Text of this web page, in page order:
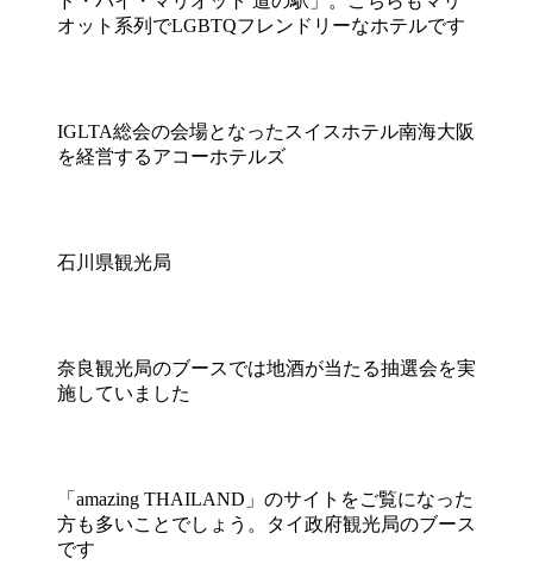
オット系列でLGBTQフレンドリーなホテルです
IGLTA総会の会場となったスイスホテル南海大阪
を経営するアコーホテルズ
石川県観光局
奈良観光局のブースでは地酒が当たる抽選会を実
施していました
「amazing THAILAND」のサイトをご覧になった
方も多いことでしょう。タイ政府観光局のブース
です